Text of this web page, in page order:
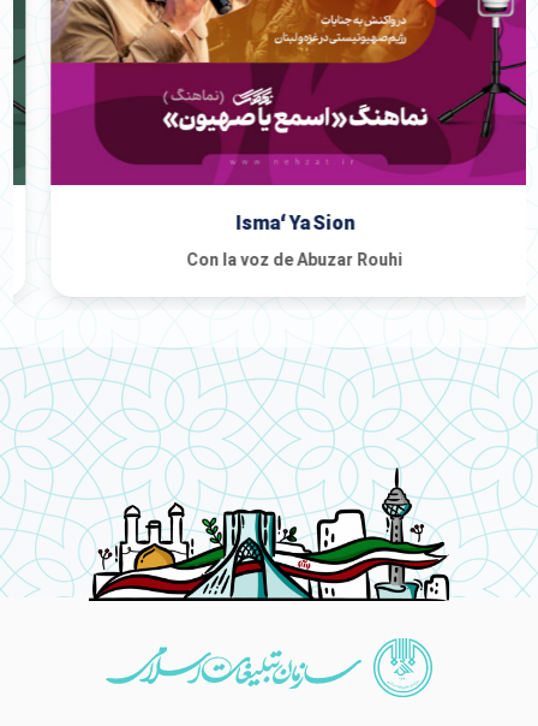
Isma‘ Ya Sion
Con la voz de Abuzar Rouhi